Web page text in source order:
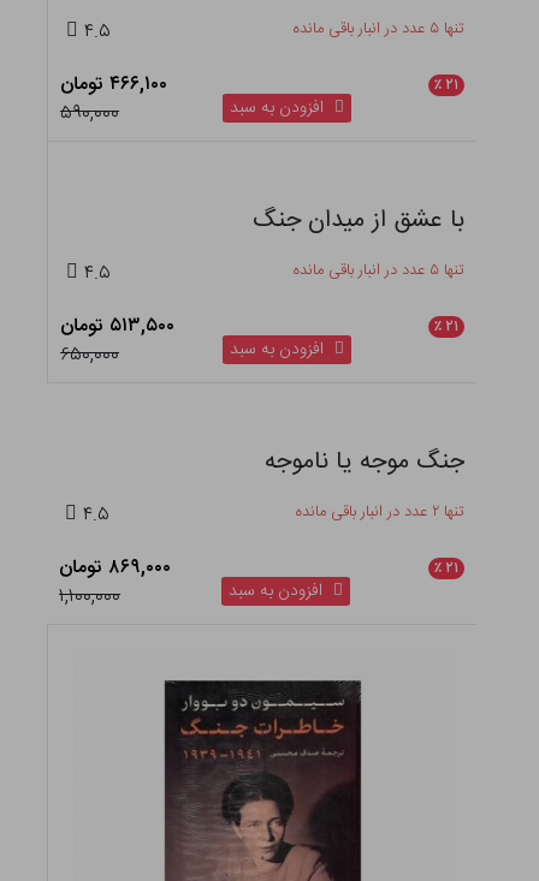
تنها ۵ عدد در انبار باقی مانده ۴.۵
۲۱ ٪
۴۶۶,۱۰۰ تومان
۵۹۰,۰۰۰
افزودن به سبد
با عشق از میدان جنگ
۵۱۳,۵۰۰ تومان
افزودن به سبد